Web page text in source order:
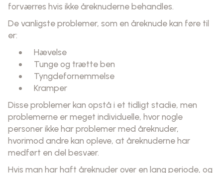
forværres hvis ikke åreknuderne behandles.
De vanligste problemer, som en åreknude kan føre til
er:
Hævelse
Tunge og trætte ben
Tyngdefornemmelse
Kramper
Disse problemer kan opstå i et tidligt stadie, men
problemerne er meget individuelle, hvor nogle
personer ikke har problemer med åreknuder,
hvorimod andre kan opleve, at åreknuderne har
medført en del besvær.
Hvis man har haft åreknuder over en lang periode, og